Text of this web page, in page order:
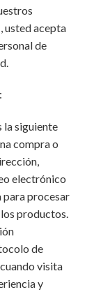
usted acepta
de
la siguiente
compra o
electrónico
para procesar
productos.
de
visita
y